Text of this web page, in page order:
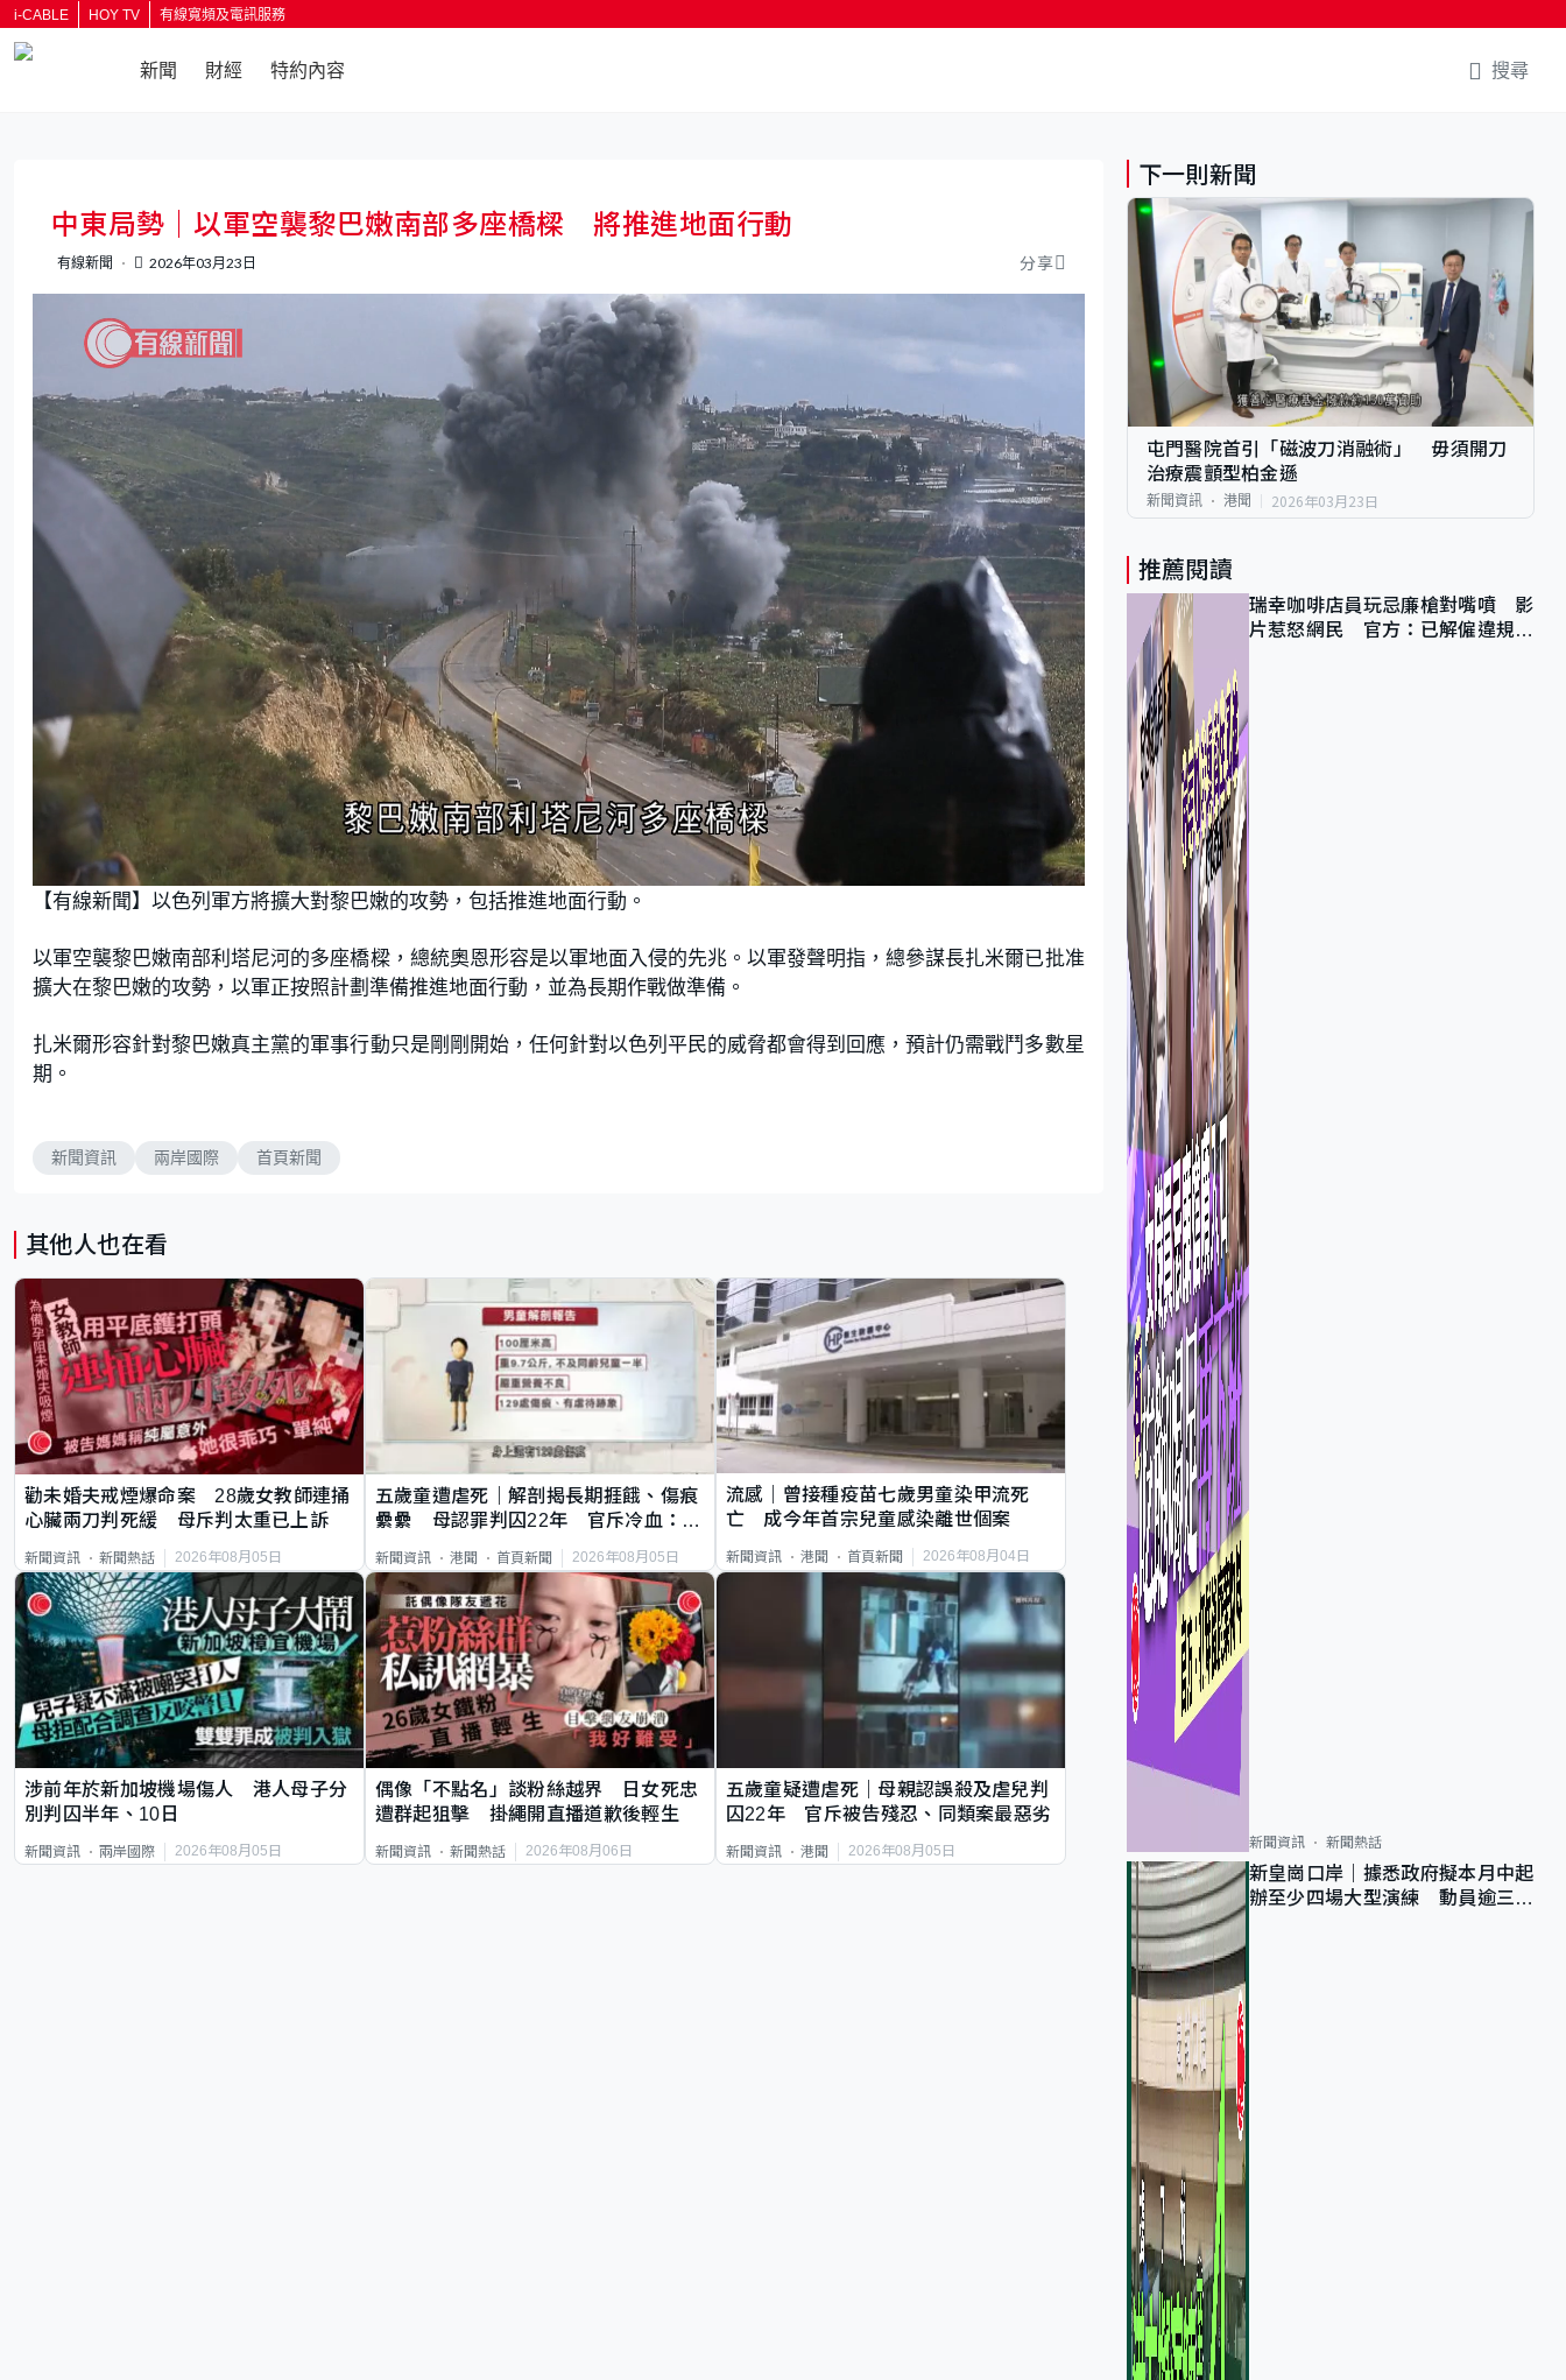
i-CABLE HOY TV 有線寬頻及電訊服務
新聞 財經 特約內容 搜尋
中東局勢｜以軍空襲黎巴嫩南部多座橋樑 將推進地面行動
有線新聞 2026年03月23日 分享
U
n
m
u
a
d
5
6
.
2
5
【有線新聞】以色列軍方將擴大對黎巴嫩的攻勢，包括推進地面行動。
以軍空襲黎巴嫩南部利塔尼河的多座橋樑，總統奧恩形容是以軍地面入侵的先兆。以軍發聲明指，總參謀長扎米爾已批准
擴大在黎巴嫩的攻勢，以軍正按照計劃準備推進地面行動，並為長期作戰做準備。
扎米爾形容針對黎巴嫩真主黨的軍事行動只是剛剛開始，任何針對以色列平民的威脅都會得到回應，預計仍需戰鬥多數星
期。
新聞資訊 兩岸國際 首頁新聞
其他人也在看
勸未婚夫戒煙爆命案 28歲女教師連捅
心臟兩刀判死緩 母斥判太重已上訴
新聞資訊 新聞熱話 2026年08月05日
五歲童遭虐死｜解剖揭長期捱餓、傷痕
纍纍 母認罪判囚22年 官斥冷血：同
新聞資訊 港聞 首頁新聞 2026年08月05日
流感｜曾接種疫苗七歲男童染甲流死
亡 成今年首宗兒童感染離世個案
新聞資訊 港聞 首頁新聞 2026年08月04日
涉前年於新加坡機場傷人 港人母子分
別判囚半年、10日
新聞資訊 兩岸國際 2026年08月05日
偶像「不點名」談粉絲越界 日女死忠
遭群起狙擊 掛繩開直播道歉後輕生
新聞資訊 新聞熱話 2026年08月06日
五歲童疑遭虐死｜母親認誤殺及虐兒判
囚22年 官斥被告殘忍、同類案最惡劣
新聞資訊 港聞 2026年08月05日
下一則新聞
屯門醫院首引「磁波刀消融術」 毋須開刀
治療震顫型柏金遜
新聞資訊 港聞 2026年03月23日
推薦閱讀
瑞幸咖啡店員玩忌廉槍對嘴噴 影
片惹怒網民 官方：已解僱違規員
新聞資訊 新聞熱話
新皇崗口岸｜據悉政府擬本月中起
辦至少四場大型演練 動員逾三萬